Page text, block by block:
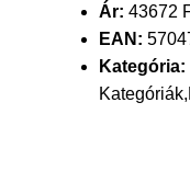
Ár: 43672
EAN:
Kategória: